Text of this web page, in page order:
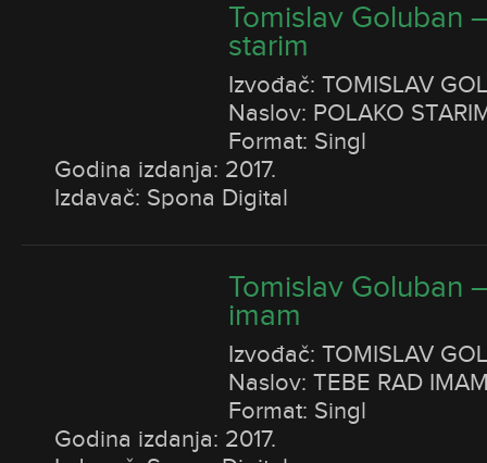
Tomislav Goluban
starim
Izvođač: TOMISLAV
Naslov: POLAKO
Format: Singl
Godina izdanja: 2017.
Izdavač: Spona Digital
Tomislav Goluban
imam
Izvođač: TOMISLAV
Naslov: TEBE RAD
Format: Singl
Godina izdanja: 2017.